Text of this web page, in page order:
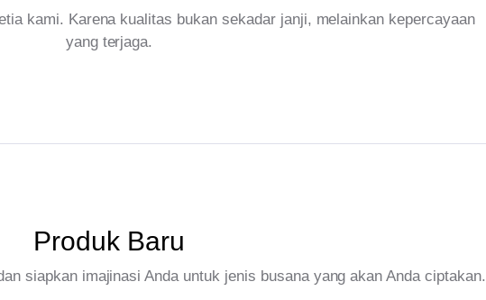
kami. Karena kualitas bukan sekadar janji, melainkan kepercayaan
yang terjaga.
Produk Baru
siapkan imajinasi Anda untuk jenis busana yang akan Anda ciptakan.